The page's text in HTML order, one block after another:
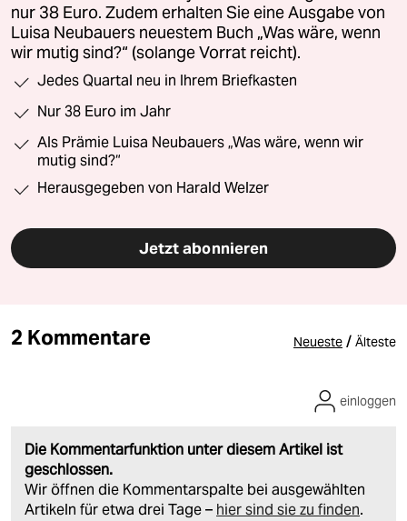
nur 38 Euro. Zudem erhalten Sie eine Ausgabe von
Luisa Neubauers neuestem Buch „Was wäre, wenn
wir mutig sind?“ (solange Vorrat reicht).
Jedes Quartal neu in Ihrem Briefkasten
Nur 38 Euro im Jahr
Als Prämie Luisa Neubauers „Was wäre, wenn wir
mutig sind?“
Herausgegeben von Harald Welzer
Jetzt abonnieren
2 Kommentare Neueste / Älteste
Die Kommentarfunktion unter diesem Artikel ist
geschlossen.
Wir öffnen die Kommentarspalte bei ausgewählten
Artikeln für etwa drei Tage – hier sind sie zu finden.
einloggen